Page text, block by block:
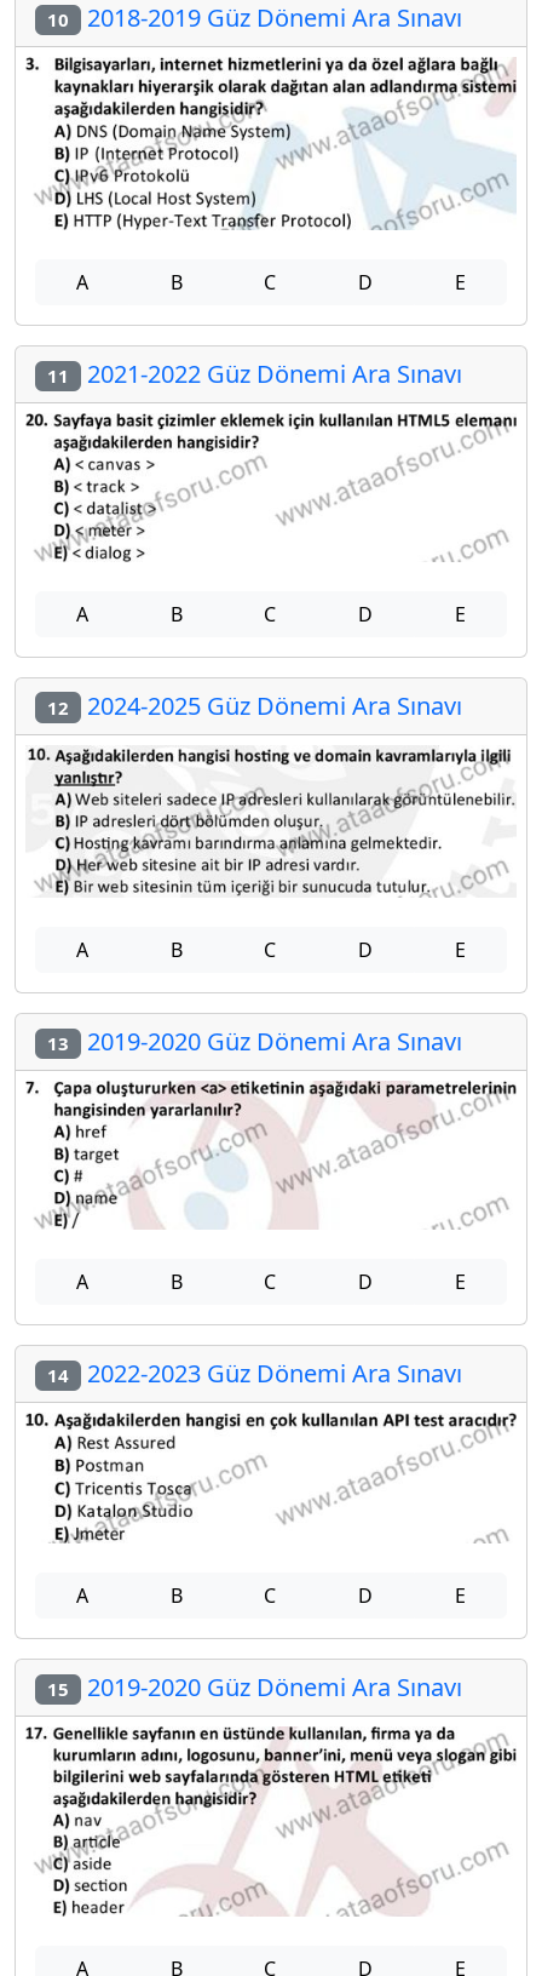
10 2018-2019 Güz Dönemi Ara Sınavı
A B C D E
11 2021-2022 Güz Dönemi Ara Sınavı
A B C D E
12 2024-2025 Güz Dönemi Ara Sınavı
A B C D E
13 2019-2020 Güz Dönemi Ara Sınavı
A B C D E
14 2022-2023 Güz Dönemi Ara Sınavı
A B C D E
15 2019-2020 Güz Dönemi Ara Sınavı
A B C D E